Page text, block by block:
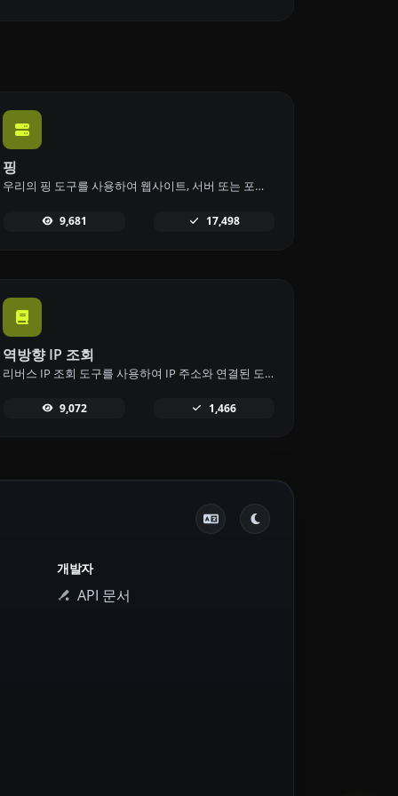
핑
우리의 핑 도구를 사용하여 웹사이트, 서버 또는 포트의 상태와 응답 시간을 빠르고 효율적으로 확인하세요.
9,681 17,498
역방향 IP 조회
리버스 IP 조회 도구를 사용하여 IP 주소와 연결된 도메인 또는 호스트를 빠르고 쉽게 찾으세요.
9,072 1,466
개발자
API 문서